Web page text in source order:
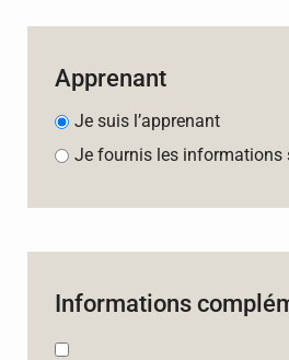
Apprenant
Je suis l’apprenant
Je fournis les informations
Informations